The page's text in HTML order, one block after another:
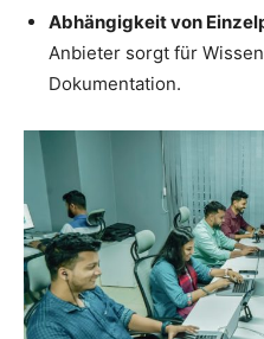
Abhängigkeit von
Anbieter sorgt für
Dokumentation.